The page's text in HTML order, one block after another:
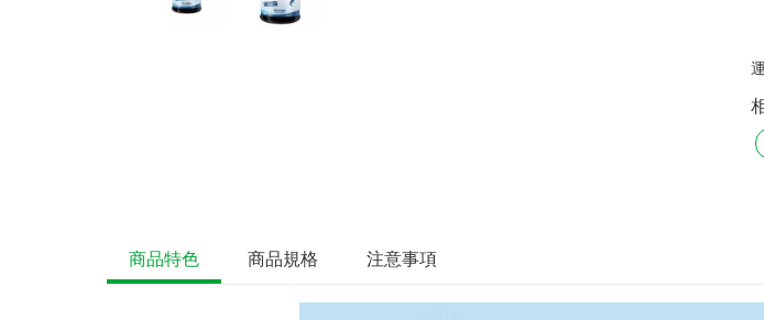
商品特色 商品規格 注意事項